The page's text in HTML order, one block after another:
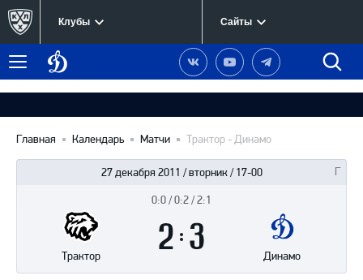
Клубы Сайты
Меню
Динамо
Москва
Наша
группа
Вконтакте
Наш
канал
YouTube
Наш
канал
Telegram
Главная Календарь Матчи Трактор - Динамо
27 декабря 2011 / вторник / 17-00
матча
0:0 / 0:2 / 2:1
Трактор Динамо